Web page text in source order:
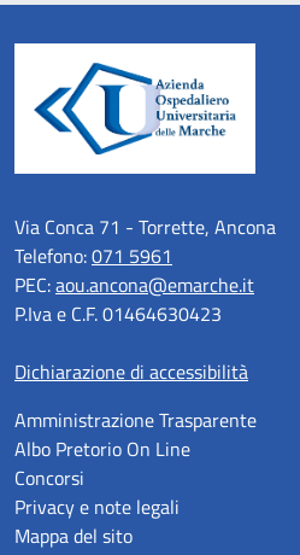
Via Conca 71 - Torrette, Ancona
Telefono:071 5961
PEC:aou.ancona@emarche.it
P.Iva e C.F. 01464630423
Dichiarazione di accessibilità
Amministrazione Trasparente
Albo Pretorio On Line
Concorsi
Privacy e note legali
Mappa del sito